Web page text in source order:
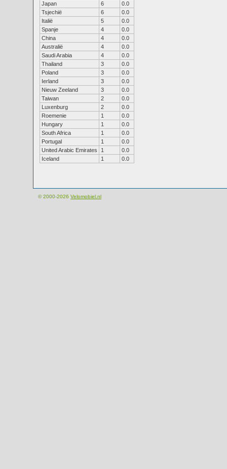
Japan
6
0.0
Tsjechië
6
0.0
Italië
5
0.0
Spanje
4
0.0
China
4
0.0
Australië
4
0.0
Saudi Arabia
4
0.0
Thailand
3
0.0
Poland
3
0.0
Ierland
3
0.0
Nieuw Zeeland
3
0.0
Taiwan
2
0.0
Luxenburg
2
0.0
Roemenie
1
0.0
Hungary
1
0.0
South Africa
1
0.0
Portugal
1
0.0
United Arabic Emirates
1
0.0
Iceland
1 0.0
© 2000-2026 Velomobiel.nl